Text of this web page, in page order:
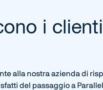
i
alla nostra azienda di
del passaggio a